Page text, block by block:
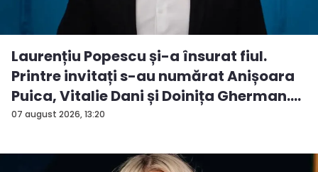
07 august 2026, 13:20
Laurențiu Popescu și-a însurat fiul.
Printre invitați s-au numărat Anișoara
Puica, Vitalie Dani și Doinița Gherman.
P...